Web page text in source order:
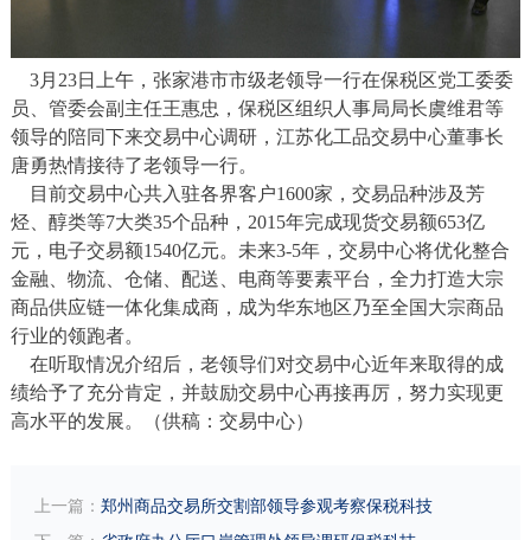
3月23日上午，张家港市市级老领导一行在保税区党工委委
员、管委会副主任王惠忠，保税区组织人事局局长虞维君等
领导的陪同下来交易中心调研，江苏化工品交易中心董事长
唐勇热情接待了老领导一行。
目前交易中心共入驻各界客户1600家，交易品种涉及芳
烃、醇类等7大类35个品种，2015年完成现货交易额653亿
元，电子交易额1540亿元。未来3-5年，交易中心将优化整合
金融、物流、仓储、配送、电商等要素平台，全力打造大宗
商品供应链一体化集成商，成为华东地区乃至全国大宗商品
行业的领跑者。
在听取情况介绍后，老领导们对交易中心近年来取得的成
绩给予了充分肯定，并鼓励交易中心再接再厉，努力实现更
高水平的发展。（供稿：交易中心）
上一篇： 郑州商品交易所交割部领导参观考察保税科技